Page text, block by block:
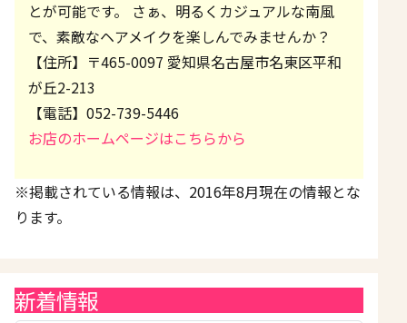
とが可能です。 さぁ、明るくカジュアルな南風
で、素敵なヘアメイクを楽しんでみませんか？
【住所】〒465-0097 愛知県名古屋市名東区平和
が丘2-213
【電話】052-739-5446
お店のホームページはこちらから
※掲載されている情報は、2016年8月現在の情報とな
ります。
新着情報